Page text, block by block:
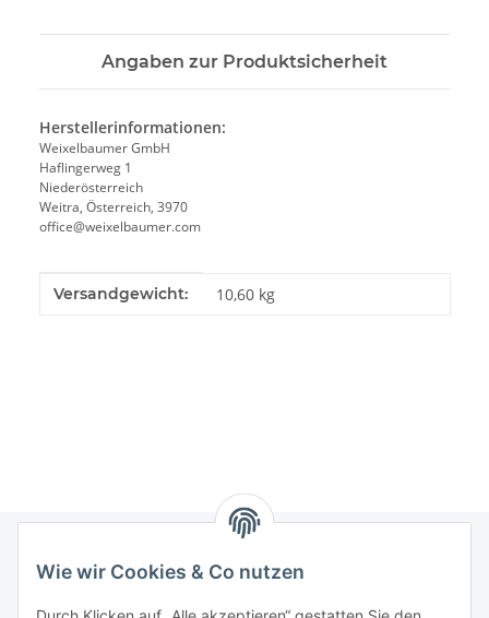
Wie wir Cookies & Co nutzen
Angaben zur Produktsicherheit
Herstellerinformationen:
Weixelbaumer GmbH
Haflingerweg 1
Niederösterreich
Weitra, Österreich, 3970
office@weixelbaumer.com
Produkteigenschaft
Wert
Versandgewicht: 10,60 kg